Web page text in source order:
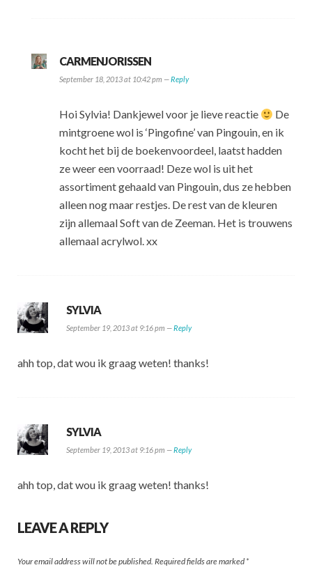
CARMENJORISSEN
September 18, 2013 at 10:42 pm —Reply
Hoi Sylvia! Dankjewel voor je lieve reactie
De
mintgroene wol is ‘Pingofine’ van Pingouin, en ik
kocht het bij de boekenvoordeel, laatst hadden
ze weer een voorraad! Deze wol is uit het
assortiment gehaald van Pingouin, dus ze hebben
alleen nog maar restjes. De rest van de kleuren
zijn allemaal Soft van de Zeeman. Het is trouwens
allemaal acrylwol. xx
SYLVIA
September 19, 2013 at 9:16 pm —Reply
ahh top, dat wou ik graag weten! thanks!
SYLVIA
September 19, 2013 at 9:16 pm —Reply
ahh top, dat wou ik graag weten! thanks!
LEAVE A REPLY
Your email address will not be published. Required fields are marked *